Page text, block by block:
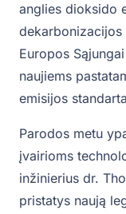
anglies dioksido
Europos
naujiems
emisijos
Parodos metu
įvairioms
inžinierius dr.
pristatys naują